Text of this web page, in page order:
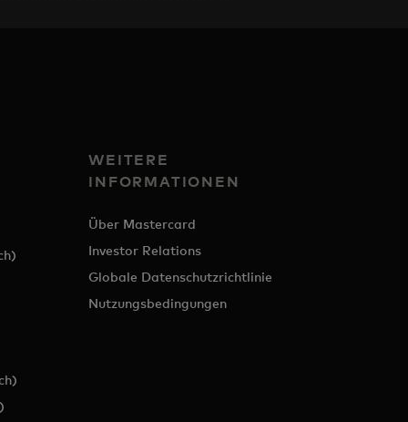
WEITERE
INFORMATIONEN
Über Mastercard
Investor Relations
Globale Datenschutzrichtlinie
Nutzungsbedingungen